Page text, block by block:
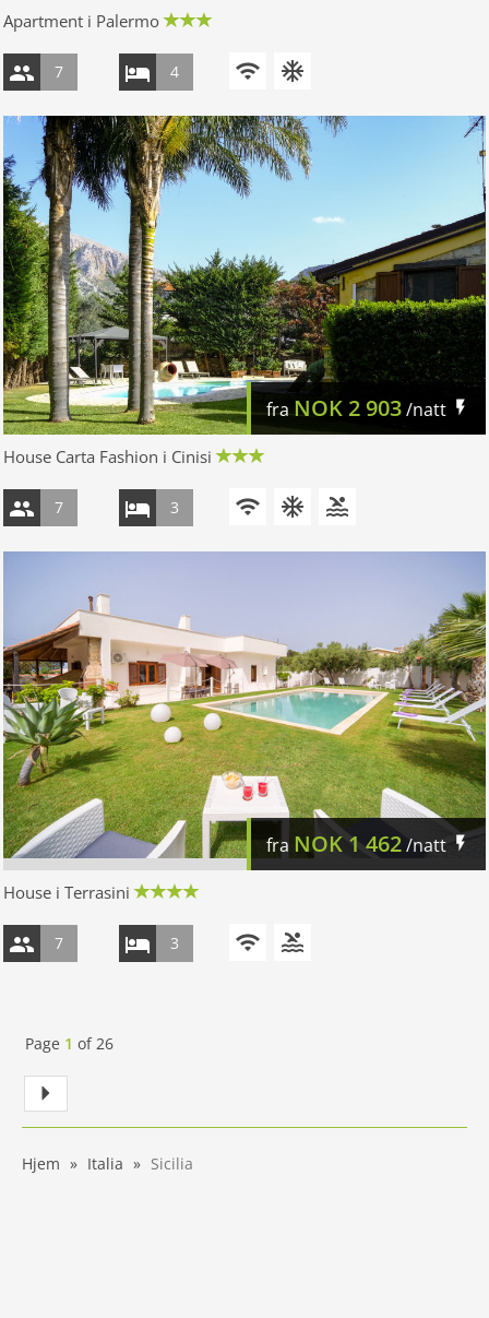
Apartment i Palermo
7 4
fraNOK 2 903/natt
House Carta Fashion i Cinisi
7 3
fra NOK 1 462/natt
House i Terrasini
7 3
Page 1 of26
Hjem Italia Sicilia